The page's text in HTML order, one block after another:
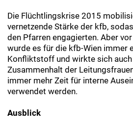
Die Flüchtlingskrise 2015
vernetzende Stärke der kfb,
den Pfarren engagierten. Aber vor
wurde es für die kfb-Wien immer
Konfliktstoff und wirkte sich
Zusammenhalt der
immer mehr Zeit für interne
verwendet werden.
Ausblick